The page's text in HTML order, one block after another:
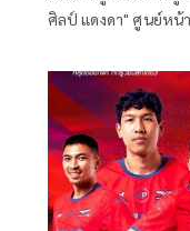
ศิลป์ แดงดา" ศูนย์หน้